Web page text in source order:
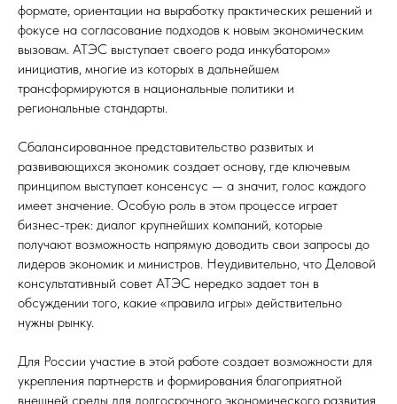
формате, ориентации на выработку практических решений и
фокусе на согласование подходов к новым экономическим
вызовам. АТЭС выступает своего рода инкубатором»
инициатив, многие из которых в дальнейшем
трансформируются в национальные политики и
региональные стандарты.
Сбалансированное представительство развитых и
развивающихся экономик создает основу, где ключевым
принципом выступает консенсус — а значит, голос каждого
имеет значение. Особую роль в этом процессе играет
бизнес-трек: диалог крупнейших компаний, которые
получают возможность напрямую доводить свои запросы до
лидеров экономик и министров. Неудивительно, что Деловой
консультативный совет АТЭС нередко задает тон в
обсуждении того, какие «правила игры» действительно
нужны рынку.
Для России участие в этой работе создает возможности для
укрепления партнерств и формирования благоприятной
внешней среды для долгосрочного экономического развития.